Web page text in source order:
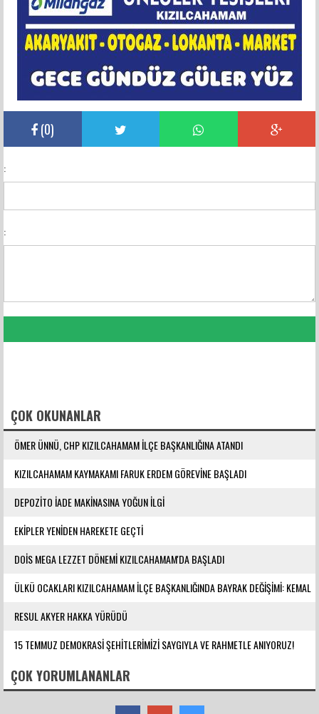
(0)
:
:
ÇOK OKUNANLAR
ÖMER ÜNNÜ, CHP KIZILCAHAMAM İLÇE BAŞKANLIĞINA ATANDI
KIZILCAHAMAM KAYMAKAMI FARUK ERDEM GÖREVİNE BAŞLADI
DEPOZİTO İADE MAKİNASINA YOĞUN İLGİ
EKİPLER YENİDEN HAREKETE GEÇTİ
DOİS MEGA LEZZET DÖNEMİ KIZILCAHAMAM'DA BAŞLADI
ÜLKÜ OCAKLARI KIZILCAHAMAM İLÇE BAŞKANLIĞINDA BAYRAK DEĞİŞİMİ: KEMAL
YILMAZ GÖREVE ATANDI
RESUL AKYER HAKKA YÜRÜDÜ
15 TEMMUZ DEMOKRASİ ŞEHİTLERİMİZİ SAYGIYLA VE RAHMETLE ANIYORUZ!
ÇOK YORUMLANANLAR